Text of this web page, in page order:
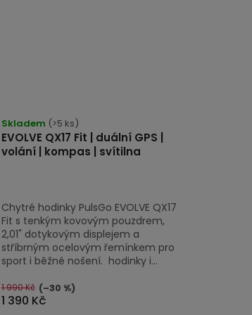
EVOLVE QX17 Fit | duální GPS |
volání | kompas | svítilna
Skladem (>5 ks)
1 390 Kč
1 990 Kč (–30 %)
Chytré hodinky PulsGo EVOLVE QX17
Fit s tenkým kovovým pouzdrem,
2,01" dotykovým displejem a
stříbrným ocelovým řemínkem pro
sport i běžné nošení. hodinky i...